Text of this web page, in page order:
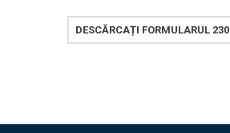
DESCĂRCAȚI FORMULARUL 230